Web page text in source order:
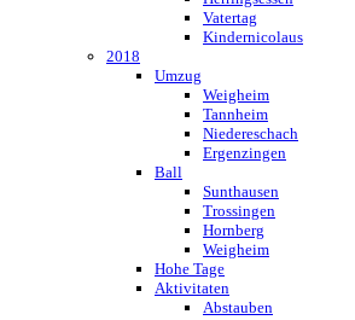
Vatertag
Kindernicolaus
2018
Umzug
Weigheim
Tannheim
Niedereschach
Ergenzingen
Ball
Sunthausen
Trossingen
Hornberg
Weigheim
Hohe Tage
Aktivitaten
Abstauben